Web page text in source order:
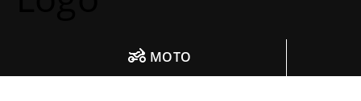
MOTO